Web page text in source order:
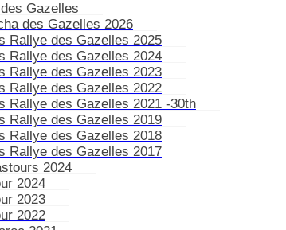
Gazelles
des Gazelles 2026
Rallye des Gazelles 2025
Rallye des Gazelles 2024
Rallye des Gazelles 2023
Rallye des Gazelles 2022
Rallye des Gazelles 2021 -30th
Rallye des Gazelles 2019
Rallye des Gazelles 2018
Rallye des Gazelles 2017
2024
2024
2023
2022